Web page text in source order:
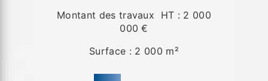
Montant des travaux HT : 2 000
000 €
Surface : 2 000 m²